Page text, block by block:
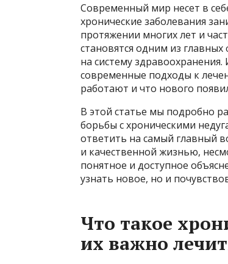
Современный мир несет в
хронические заболевания
протяжении многих лет и
становятся одним из
на систему
современные подходы к
работают и что нового
В этой статье мы подробно
борьбы с хроническими
ответить на самый главный
и качественной жизнью,
понятное и доступное
узнать новое, но и
Что такое
их важно